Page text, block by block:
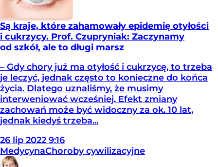
Są kraje, które zahamowały epidemię otyłości
i cukrzycy. Prof. Czupryniak: Zaczynamy
od szkół, ale to długi marsz
– Gdy chory już ma otyłość i cukrzycę, to trzeba
je leczyć, jednak często to konieczne do końca
życia. Dlatego uznaliśmy, że musimy
interweniować wcześniej. Efekt zmiany
zachowań może być widoczny za ok. 10 lat,
jednak kiedyś trzeba...
26 lip 2022 9:16
MedycynaChoroby cywilizacyjne